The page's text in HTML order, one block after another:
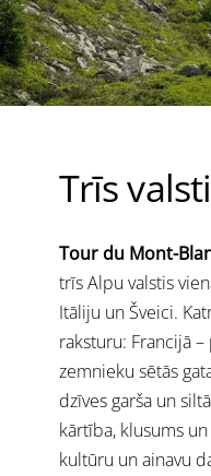
Trīs
Tour du Mont-
trīs Alpu valstis
Itāliju un Šveici.
raksturu: Francijā
zemnieku sētās
dzīves garša un
kārtība, klusums
kultūru un ainavu